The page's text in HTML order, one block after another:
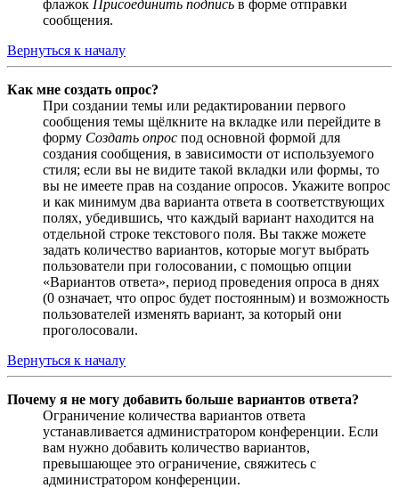
флажок Присоединить подпись в форме отправки
сообщения.
Вернуться к началу
Как мне создать опрос?
При создании темы или редактировании первого
сообщения темы щёлкните на вкладке или перейдите в
форму Создать опрос под основной формой для
создания сообщения, в зависимости от используемого
стиля; если вы не видите такой вкладки или формы, то
вы не имеете прав на создание опросов. Укажите вопрос
и как минимум два варианта ответа в соответствующих
полях, убедившись, что каждый вариант находится на
отдельной строке текстового поля. Вы также можете
задать количество вариантов, которые могут выбрать
пользователи при голосовании, с помощью опции
«Вариантов ответа», период проведения опроса в днях
(0 означает, что опрос будет постоянным) и возможность
пользователей изменять вариант, за который они
проголосовали.
Вернуться к началу
Почему я не могу добавить больше вариантов ответа?
Ограничение количества вариантов ответа
устанавливается администратором конференции. Если
вам нужно добавить количество вариантов,
превышающее это ограничение, свяжитесь с
администратором конференции.